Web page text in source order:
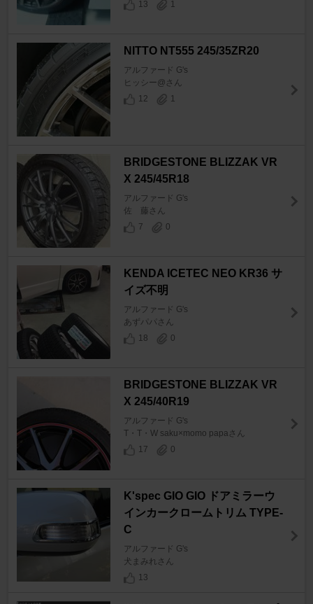
13
1
NITTO NT555 245/35ZR20
アルファード G's
ヒッシー@さん
12
1
BRIDGESTONE BLIZZAK VR
X 245/45R18
アルファード G's
佐 藤さん
7
0
KENDA ICETEC NEO KR36 サ
イズ不明
アルファード G's
あずパパさん
18
0
BRIDGESTONE BLIZZAK VR
X 245/40R19
アルファード G's
T・T・W saku×momo papaさん
17
0
K'spec GIO GIO ドアミラーウ
インカークロームトリム TYPE-
C
アルファード G's
犬まみれさん
13